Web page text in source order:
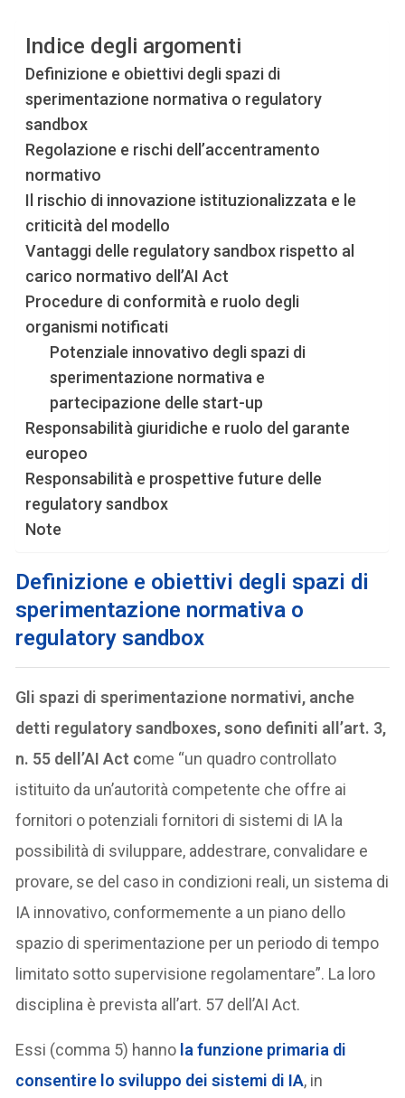
Indice degli argomenti
Definizione e obiettivi degli spazi di
sperimentazione normativa o regulatory
sandbox
Regolazione e rischi dell’accentramento
normativo
Il rischio di innovazione istituzionalizzata e le
criticità del modello
Vantaggi delle regulatory sandbox rispetto al
carico normativo dell’AI Act
Procedure di conformità e ruolo degli
organismi notificati
Potenziale innovativo degli spazi di
sperimentazione normativa e
partecipazione delle start-up
Responsabilità giuridiche e ruolo del garante
europeo
Responsabilità e prospettive future delle
regulatory sandbox
Note
Definizione e obiettivi degli spazi di
sperimentazione normativa o
regulatory sandbox
Gli spazi di sperimentazione normativi, anche
detti regulatory sandboxes, sono definiti all’art. 3,
n. 55 dell’AI Act come “un quadro controllato
istituito da un’autorità competente che offre ai
fornitori o potenziali fornitori di sistemi di IA la
possibilità di sviluppare, addestrare, convalidare e
provare, se del caso in condizioni reali, un sistema di
IA innovativo, conformemente a un piano dello
spazio di sperimentazione per un periodo di tempo
limitato sotto supervisione regolamentare”. La loro
disciplina è prevista all’art. 57 dell’AI Act.
Essi (comma 5) hanno la funzione primaria di
consentire lo sviluppo dei sistemi di IA, in